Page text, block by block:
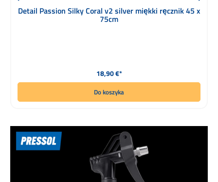
Średnia ocena 4.95 z 5 gwiazdek
Detail Passion Silky Coral v2 silver miękki ręcznik 45 x
75cm
Cena regularna:
18,90 €*
Do koszyka